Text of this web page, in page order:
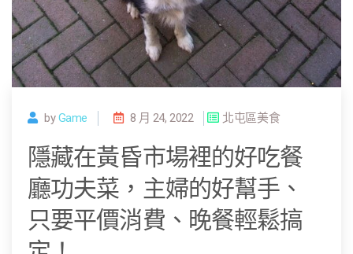
byGame 8 月 24, 2022 北屯區美食
隱藏在黃昏市場裡的好吃餐
廳功夫菜，主婦的好幫手、
只要平價消費、晚餐輕鬆搞